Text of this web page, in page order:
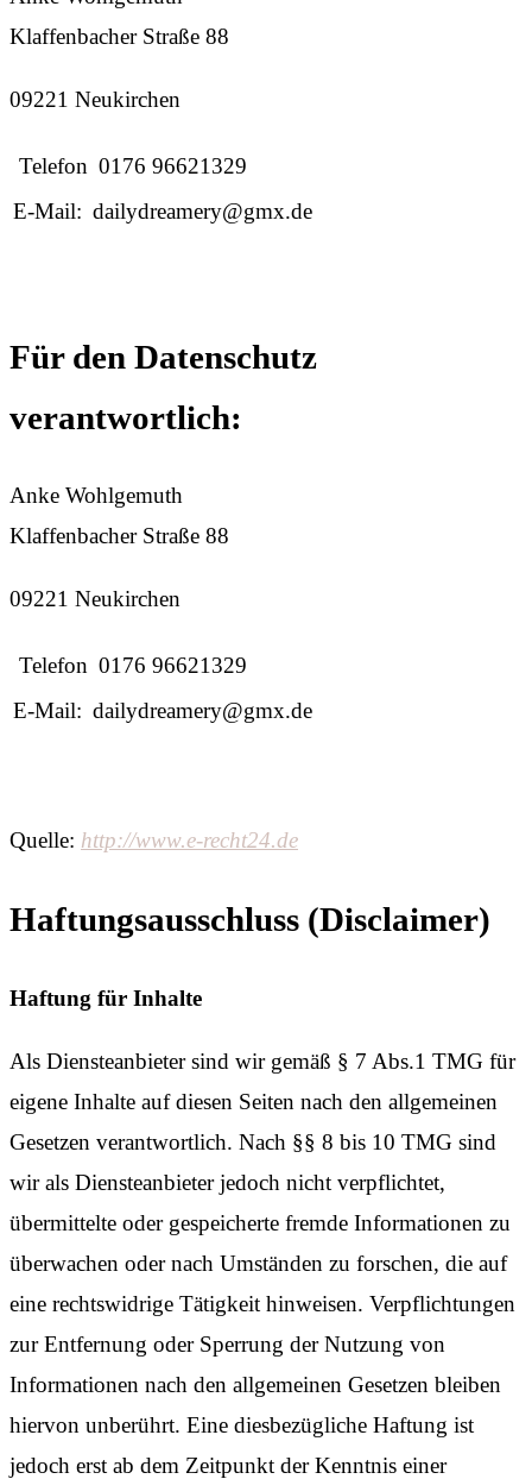
Klaffenbacher Straße 88
09221 Neukirchen
Telefon 0176 96621329
E-Mail: dailydreamery@gmx.de
Für den Datenschutz
verantwortlich:
Anke Wohlgemuth
Klaffenbacher Straße 88
09221 Neukirchen
Telefon 0176 96621329
E-Mail: dailydreamery@gmx.de
Quelle: http://www.e-recht24.de
Haftungsausschluss (Disclaimer)
Haftung für Inhalte
Als Diensteanbieter sind wir gemäß § 7 Abs.1 TMG für
eigene Inhalte auf diesen Seiten nach den allgemeinen
Gesetzen verantwortlich. Nach §§ 8 bis 10 TMG sind
wir als Diensteanbieter jedoch nicht verpflichtet,
übermittelte oder gespeicherte fremde Informationen zu
überwachen oder nach Umständen zu forschen, die auf
eine rechtswidrige Tätigkeit hinweisen. Verpflichtungen
zur Entfernung oder Sperrung der Nutzung von
Informationen nach den allgemeinen Gesetzen bleiben
hiervon unberührt. Eine diesbezügliche Haftung ist
jedoch erst ab dem Zeitpunkt der Kenntnis einer